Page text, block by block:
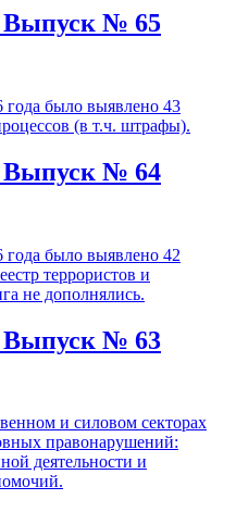
Выпуск № 65
года было выявлено 43
(в т.ч. штрафы).
Выпуск № 64
года было выявлено 42
террористов и
не дополнялись.
Выпуск № 63
и силовом секторах
правонарушений:
деятельности и